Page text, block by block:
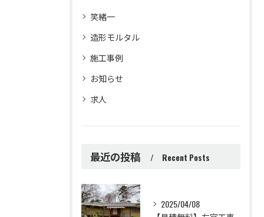
笑緒一
造形モルタル
施工事例
お知らせ
求人
最近の投稿 Recent Posts
2025/04/08